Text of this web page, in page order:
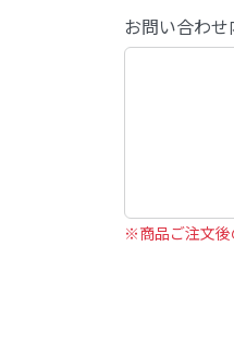
お問い合わせ
※商品ご注文後